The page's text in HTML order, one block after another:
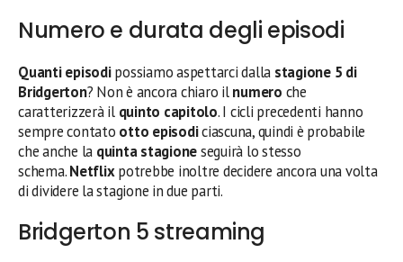
Numero e durata degli episodi
Quanti episodipossiamo aspettarci dalla stagione 5 di
Bridgerton? Non è ancora chiaro ilnumero che
caratterizzerà ilquinto capitolo. I cicli precedenti hanno
sempre contato otto episodiciascuna, quindi è probabile
che anche la quinta stagioneseguirà lo stesso
schema.Netflixpotrebbe inoltre decidere ancora una volta
di dividere la stagione in due parti.
Bridgerton 5 streaming